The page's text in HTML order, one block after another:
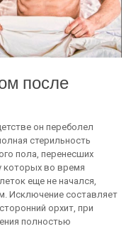
после
он переболел
стерильность
пола, перенесших
которых во время
еще не начался,
Исключение составляет
орхит, при
полностью